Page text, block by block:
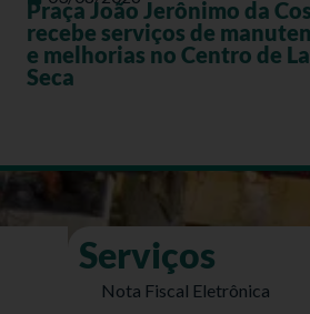
Praça João Jerônimo da
recebe serviços de
e melhorias no Centro de
Seca
Serviços
Nota Fiscal Eletrônica